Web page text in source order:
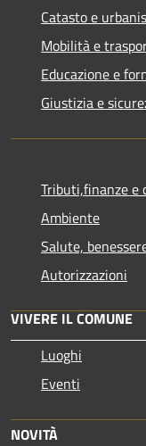
Catasto e
Mobilità e
Educazione e
Giustizia e
Tributi,finanze e
Ambiente
Salute,
Autorizzazioni
VIVERE IL COMUNE
Luoghi
Eventi
NOVITÀ